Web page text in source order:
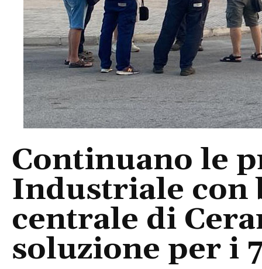
Continuano le
Industriale con
centrale di
soluzione per i